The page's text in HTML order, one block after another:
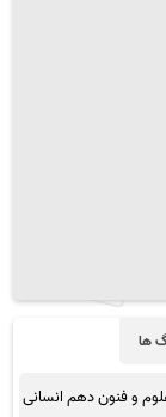
ها
و فنون دهم انسانی